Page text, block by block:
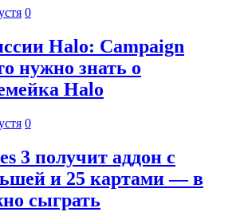
0
Halo: Campaign
нужно знать о
Halo
0
3 получит аддон с
и 25 картами — в
сыграть